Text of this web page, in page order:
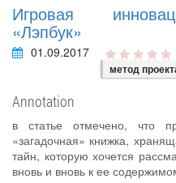
Игровая
«Лэпбук»
01.09.2017
метод
Annotation
в статье отмечено, что
«загадочная» книжка,
тайн, которую хочется
вновь и вновь к ее